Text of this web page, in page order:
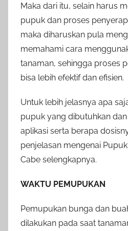
Maka dari itu, selain harus
pupuk dan proses
maka diharuskan pula
memahami cara
tanaman, sehingga proses
bisa lebih efektif dan efisien.
Untuk lebih jelasnya apa
pupuk yang dibutuhkan
aplikasi serta berapa
penjelasan mengenai
Cabe selengkapnya.
WAKTU PEMUPUKAN
Pemupukan bunga dan
dilakukan pada saat